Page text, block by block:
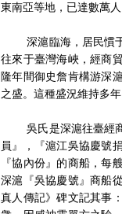
東南亞等地，已達數萬
深滬臨海，居民慣于
往來于臺灣海峽，經商
隆年間御史詹肯構游深
之盛。這種盛況維持多
吳氏是深滬往臺經商
員』，『滬江吳協慶號
『協內份』的商船，每
深滬『吳協慶號』商船
真人傳記》碑文記其事